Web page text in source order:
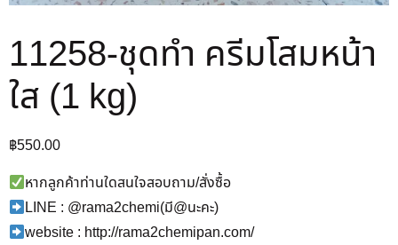
11258-ชุดทำ ครีมโสมหน้า
ใส (1 kg)
฿550.00
หากลูกค้าท่านใดสนใจสอบถาม/สั่งซื้อ
LINE : @rama2chemi(มี@นะคะ)
website : http://rama2chemipan.com/